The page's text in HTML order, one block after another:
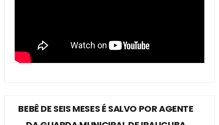
BEBÊ DE SEIS MESES É SALVO POR AGENTE